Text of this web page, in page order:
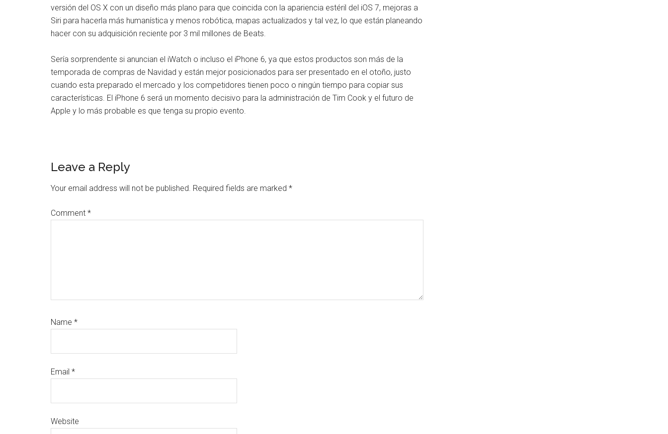
versión del OS X con un diseño más plano para que coincida con la apariencia estéril del iOS 7, mejoras a
Siri para hacerla más humanística y menos robótica, mapas actualizados y tal vez, lo que están planeando
hacer con su adquisición reciente por 3 mil millones de Beats.
Sería sorprendente si anuncian el iWatch o incluso el iPhone 6, ya que estos productos son más de la
temporada de compras de Navidad y están mejor posicionados para ser presentado en el otoño, justo
cuando esta preparado el mercado y los competidores tienen poco o ningún tiempo para copiar sus
características. El iPhone 6 será un momento decisivo para la administración de Tim Cook y el futuro de
Apple y lo más probable es que tenga su propio evento.
Reader
Interactions
Leave a Reply
Your email address will not be published. Required fields are marked *
Comment *
Name *
Email *
Website